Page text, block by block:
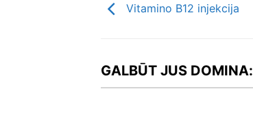
Vitamino B12 injekcija
GALBŪT JUS DOMINA: